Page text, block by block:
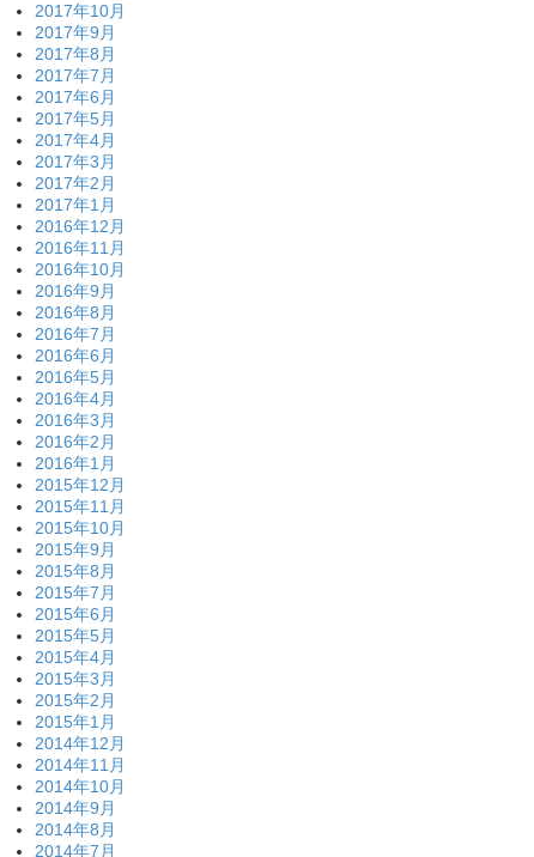
2017年10月
2017年9月
2017年8月
2017年7月
2017年6月
2017年5月
2017年4月
2017年3月
2017年2月
2017年1月
2016年12月
2016年11月
2016年10月
2016年9月
2016年8月
2016年7月
2016年6月
2016年5月
2016年4月
2016年3月
2016年2月
2016年1月
2015年12月
2015年11月
2015年10月
2015年9月
2015年8月
2015年7月
2015年6月
2015年5月
2015年4月
2015年3月
2015年2月
2015年1月
2014年12月
2014年11月
2014年10月
2014年9月
2014年8月
2014年7月